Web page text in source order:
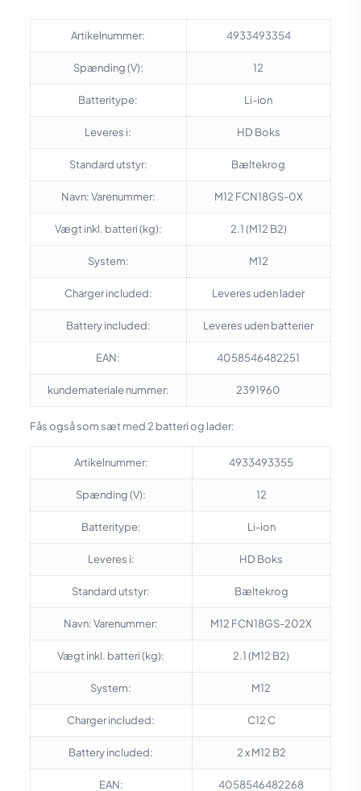
Artikelnummer: 4933493354
Spænding (V): 12
Batteritype: Li-ion
Leveres i: HD Boks
Standard utstyr: Bæltekrog
Navn: Varenummer: M12 FCN18GS-0X
Vægt inkl. batteri (kg): 2.1 (M12 B2)
System: M12
Charger included: Leveres uden lader
Battery included: Leveres uden batterier
EAN: 4058546482251
kundemateriale nummer: 2391960
Fås også som sæt med 2 batteri og lader:
Artikelnummer: 4933493355
Spænding (V): 12
Batteritype: Li-ion
Leveres i: HD Boks
Standard utstyr: Bæltekrog
Navn: Varenummer: M12 FCN18GS-202X
Vægt inkl. batteri (kg): 2.1 (M12 B2)
System: M12
Charger included: C12 C
Battery included: 2 x M12 B2
EAN: 4058546482268